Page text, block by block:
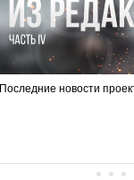
Последние новости